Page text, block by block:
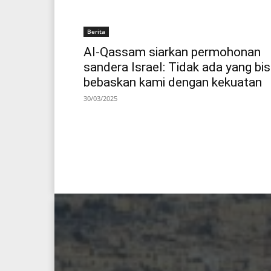
Berita
Al-Qassam siarkan permohonan
sandera Israel: Tidak ada yang
bebaskan kami dengan kekuatan
30/03/2025